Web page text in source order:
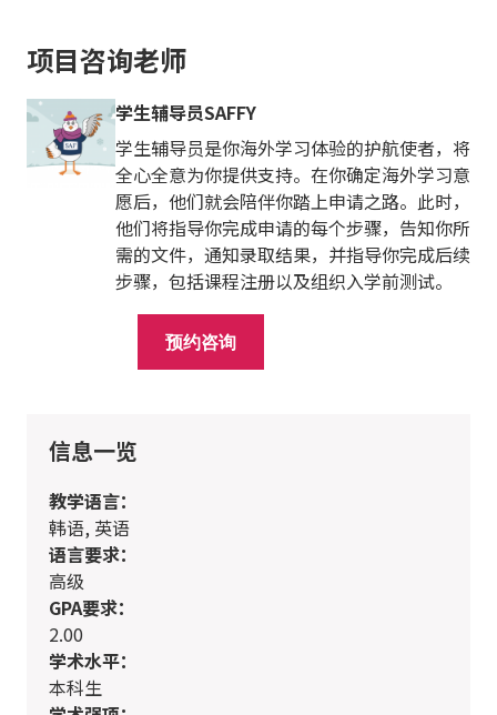
项目咨询老师
学生辅导员SAFFY
学生辅导员是你海外学习体验的护航使者，将
全心全意为你提供支持。在你确定海外学习意
愿后，他们就会陪伴你踏上申请之路。此时，
他们将指导你完成申请的每个步骤，告知你所
需的文件，通知录取结果，并指导你完成后续
步骤，包括课程注册以及组织入学前测试。
预约咨询
信息一览
教学语言：
韩语, 英语
语言要求：
高级
GPA要求：
2.00
学术水平：
本科生